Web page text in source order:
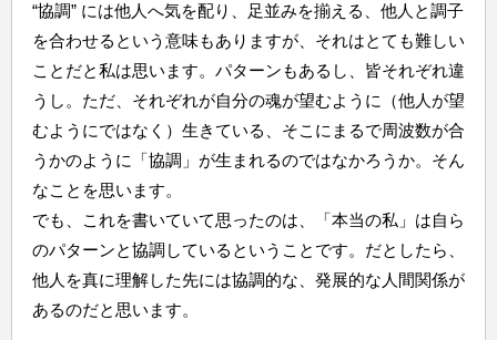
“協調” には他人へ気を配り、足並みを揃える、他人と調子
を合わせるという意味もありますが、それはとても難しい
ことだと私は思います。パターンもあるし、皆それぞれ違
うし。ただ、それぞれが自分の魂が望むように（他人が望
むようにではなく）生きている、そこにまるで周波数が合
うかのように「協調」が生まれるのではなかろうか。そん
なことを思います。
でも、これを書いていて思ったのは、「本当の私」は自ら
のパターンと協調しているということです。だとしたら、
他人を真に理解した先には協調的な、発展的な人間関係が
あるのだと思います。